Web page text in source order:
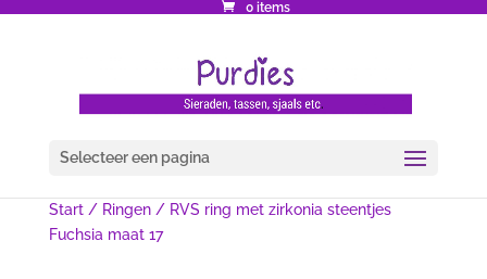
0 items
Selecteer een pagina
Start/ Ringen/ RVS ring met zirkonia steentjes
Fuchsia maat 17